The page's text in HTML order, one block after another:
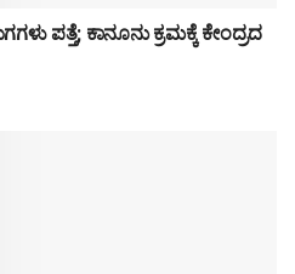
ಪತ್ತೆ; ಕಾನೂನು ಕ್ರಮಕ್ಕೆ ಕೇಂದ್ರದ